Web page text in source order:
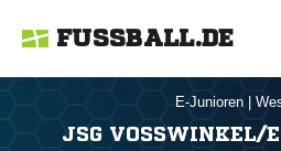
FUSSBALL.DE
E-Junioren
JSG VOSSWINKEL/